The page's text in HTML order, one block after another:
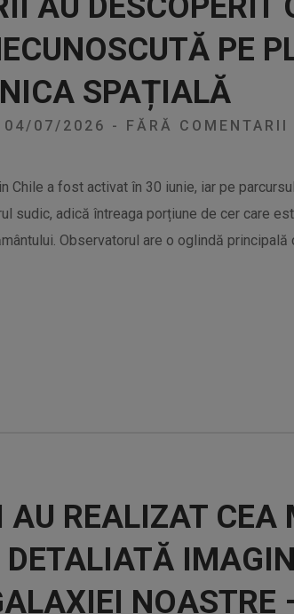
PE
SPAȚIALĂ
04/07/2026 - FĂRĂ COMENTARII
Chile a fost activat în 30 iunie, iar pe
sudic, adică întreaga porțiune de cer care
Observatorul are o oglindă principală
REALIZAT CEA
NOASTRE